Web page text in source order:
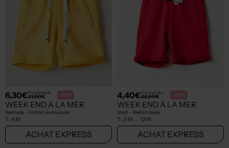
6,30€Prix boutique :
21,00€ -70%
WEEK END A LA MER
Bermuda - Finition revers jaune
T : 6 M
ACHAT EXPRESS
4,40€Prix boutique :
22,00€ -80%
WEEK END A LA MER
Short - Stretch rouge
T : 3 M, ... 12 M
ACHAT EXPRESS